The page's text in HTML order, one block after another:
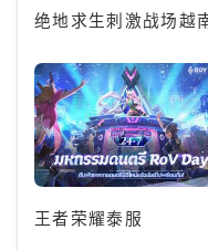
绝地求生刺激战场越
王者荣耀泰服